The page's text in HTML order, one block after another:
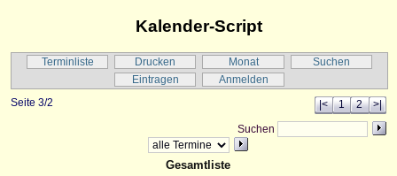
Kalender-Script
Terminliste Drucken Monat
Suchen
Eintragen
Anmelden
Seite 3/2
|< 1 2
>|
Suchen
Gesamtliste